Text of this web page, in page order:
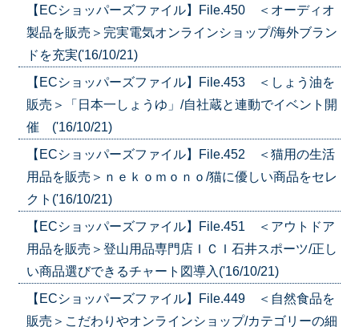
【ECショッパーズファイル】File.450 ＜オーディオ
製品を販売＞完実電気オンラインショップ/海外ブラン
ドを充実('16/10/21)
【ECショッパーズファイル】File.453 ＜しょう油を
販売＞「日本一しょうゆ」/自社蔵と連動でイベント開
催 ('16/10/21)
【ECショッパーズファイル】File.452 ＜猫用の生活
用品を販売＞ｎｅｋｏｍｏｎｏ/猫に優しい商品をセレ
クト('16/10/21)
【ECショッパーズファイル】File.451 ＜アウトドア
用品を販売＞登山用品専門店ＩＣＩ石井スポーツ/正し
い商品選びできるチャート図導入('16/10/21)
【ECショッパーズファイル】File.449 ＜自然食品を
販売＞こだわりやオンラインショップ/カテゴリーの細